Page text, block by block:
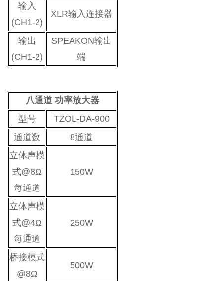
输入
(CH1-2)
XLR输入连接器
输出
(CH1-2)
SPEAKON输出
端
八通道 功率放大器
型号
TZOL-DA-900
通道数
8通道
立体声模
式@8Ω
每通道
150W
立体声模
式@4Ω
每通道
250W
桥接模式
@8Ω
500W